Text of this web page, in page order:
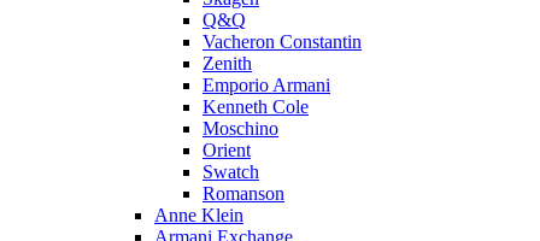
Q&Q
Vacheron Constantin
Zenith
Emporio Armani
Kenneth Cole
Moschino
Orient
Swatch
Romanson
Anne Klein
Armani Exchange